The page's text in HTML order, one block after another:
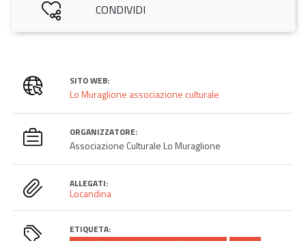
CONDIVIDI
SITO WEB:
Lo Muraglione associazione culturale
ORGANIZZATORE:
Associazione Culturale Lo Muraglione
ALLEGATI:
Locandina
ETIQUETA: